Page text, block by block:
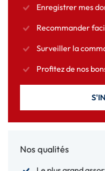
Enregistrer mes
Recommander
Surveiller la
Profitez de nos
Nos qualités